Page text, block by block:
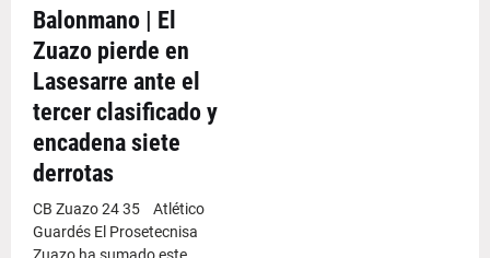
Balonmano | El
Zuazo pierde en
Lasesarre ante el
tercer clasificado y
encadena siete
derrotas
CB Zuazo 24 35 Atlético
Guardés El Prosetecnisa